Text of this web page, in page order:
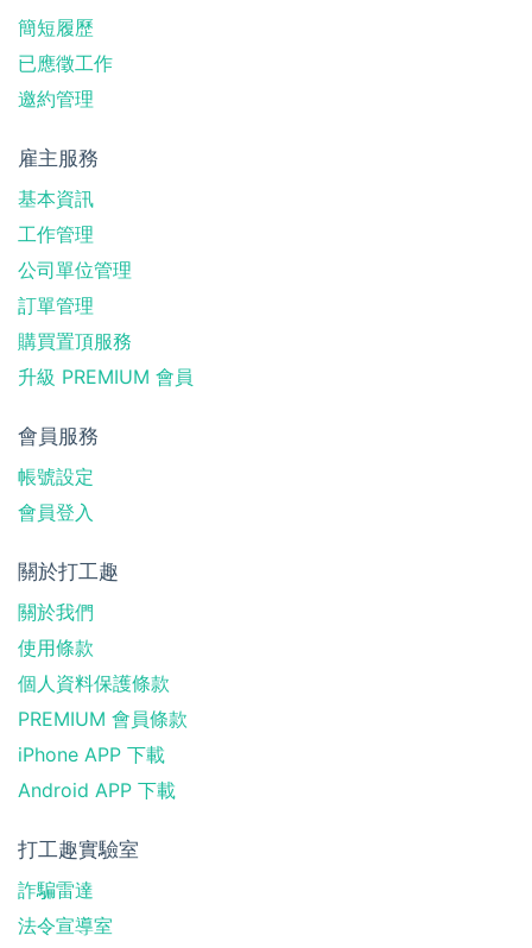
簡短履歷
已應徵工作
邀約管理
雇主服務
基本資訊
工作管理
公司單位管理
訂單管理
購買置頂服務
升級 PREMIUM 會員
會員服務
帳號設定
會員登入
關於打工趣
關於我們
使用條款
個人資料保護條款
PREMIUM 會員條款
iPhone APP 下載
Android APP 下載
打工趣實驗室
詐騙雷達
法令宣導室